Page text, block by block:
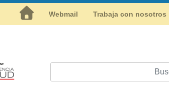
InicioWebmail Trabaja con nosotros